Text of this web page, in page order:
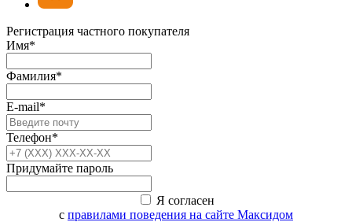
Регистрация частного покупателя
Имя*
Фамилия*
E-mail*
Телефон*
Придумайте пароль
Я согласен
с правилами поведения на сайте Максидом